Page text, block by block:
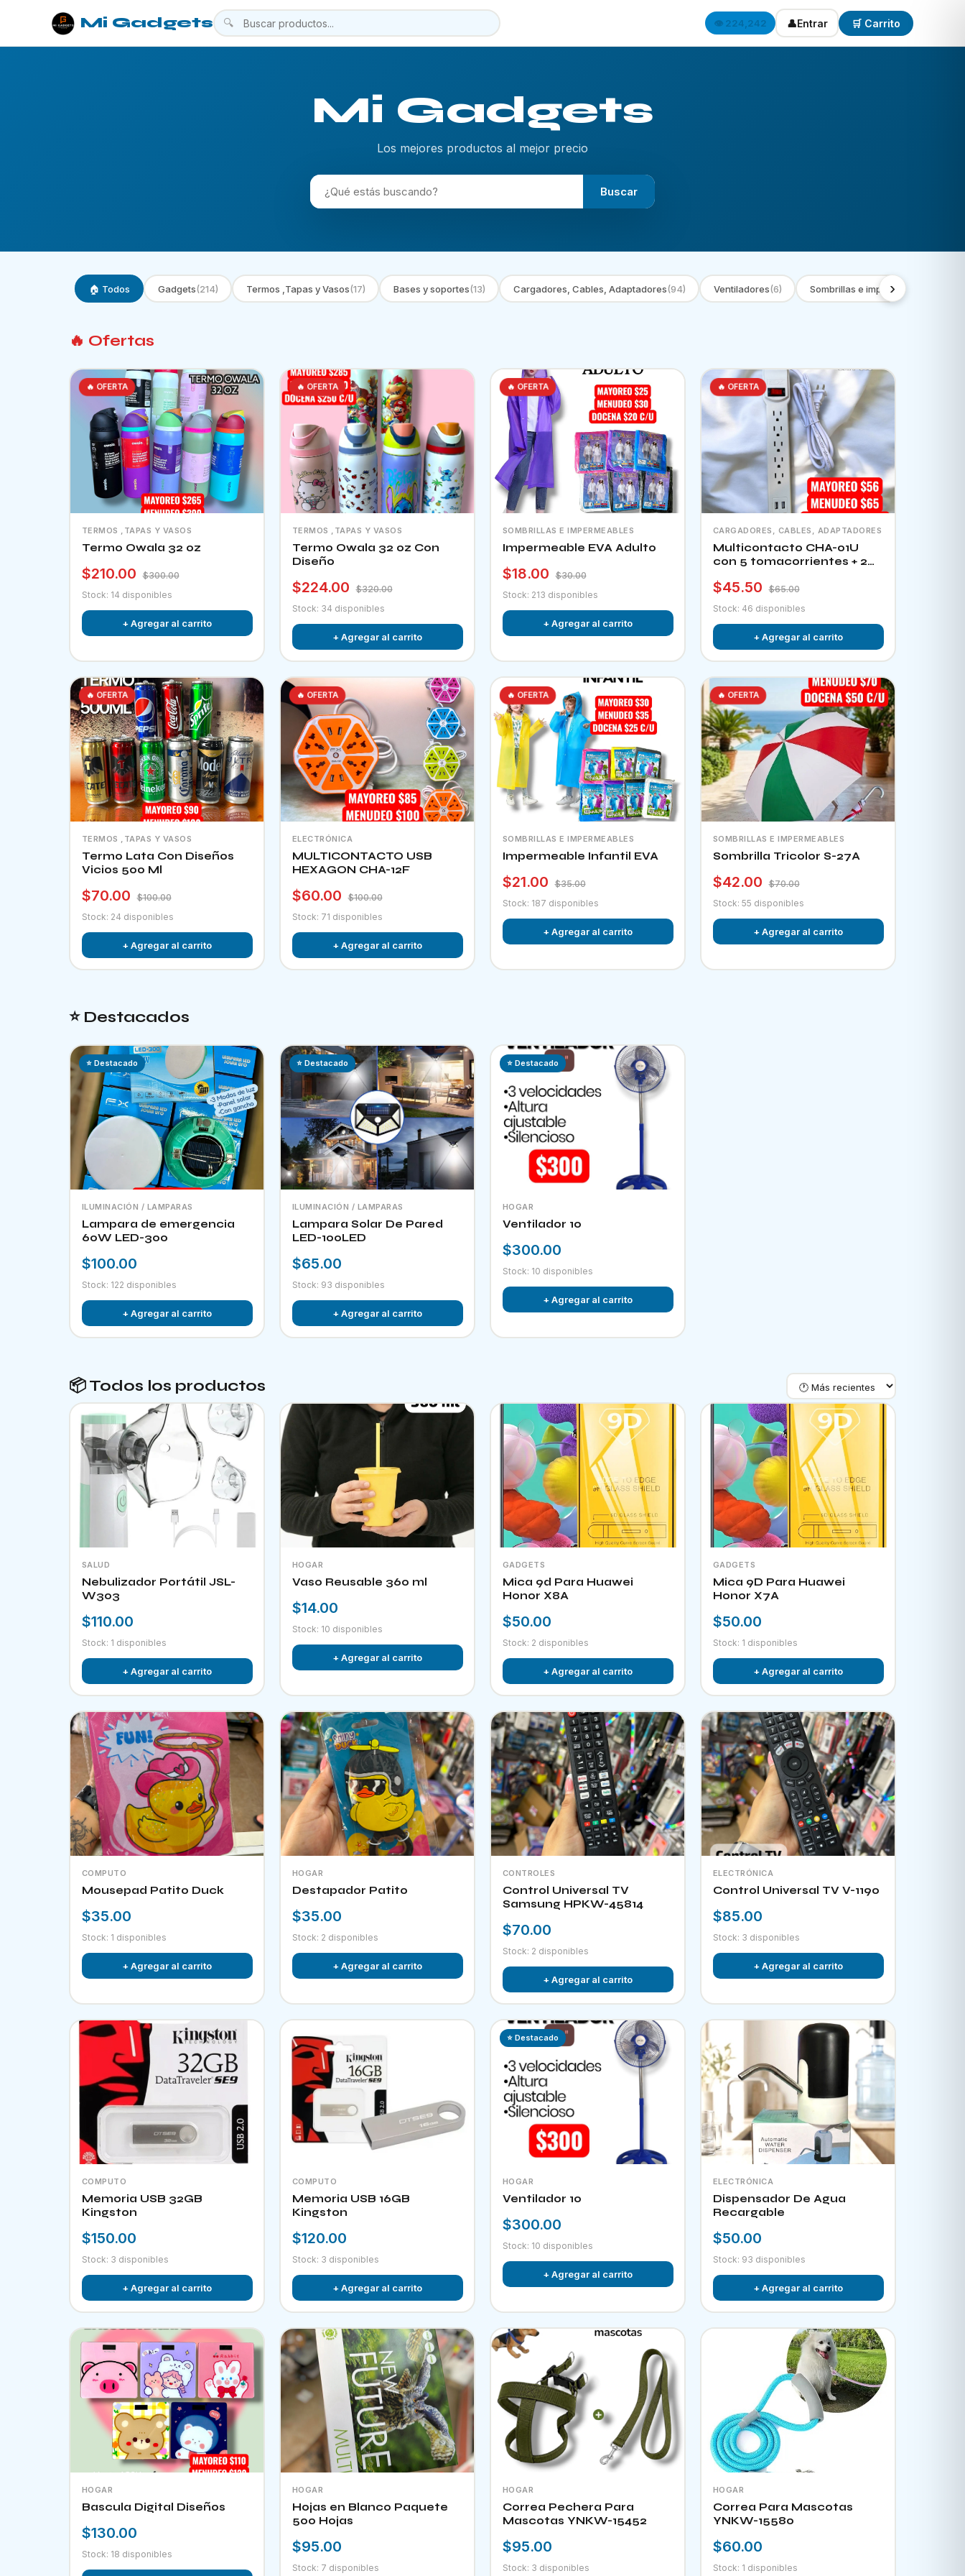
Mi Gadgets 🔍 👁️ 224,242 👤Entrar 🛒 Carrito
Mi Gadgets
Los mejores productos al mejor precio
Buscar
🏠 Todos Gadgets(214) Termos ,Tapas y Vasos(17) Bases y soportes(13) Cargadores, Cables, Adaptadores(94) Ventiladores(6) Sombrillas e impermeables
›
🔥 Ofertas
🔥 OFERTA
TERMOS ,TAPAS Y VASOS
Termo Owala 32 oz
$210.00
$300.00
Stock: 14 disponibles
+ Agregar al carrito
🔥 OFERTA
TERMOS ,TAPAS Y VASOS
Termo Owala 32 oz Con
Diseño
$224.00
$320.00
Stock: 34 disponibles
+ Agregar al carrito
🔥 OFERTA
SOMBRILLAS E IMPERMEABLES
Impermeable EVA Adulto
$18.00
$30.00
Stock: 213 disponibles
+ Agregar al carrito
🔥 OFERTA
CARGADORES, CABLES, ADAPTADORES
Multicontacto CHA-01U
con 5 tomacorrientes + 2
$45.50
$65.00
Stock: 46 disponibles
+ Agregar al carrito
🔥 OFERTA
TERMOS ,TAPAS Y VASOS
Termo Lata Con Diseños
Vicios 500 Ml
$70.00
$100.00
Stock: 24 disponibles
+ Agregar al carrito
🔥 OFERTA
ELECTRÓNICA
MULTICONTACTO USB
HEXAGON CHA-12F
$60.00
$100.00
Stock: 71 disponibles
+ Agregar al carrito
🔥 OFERTA
SOMBRILLAS E IMPERMEABLES
Impermeable Infantil EVA
$21.00
$35.00
Stock: 187 disponibles
+ Agregar al carrito
🔥 OFERTA
SOMBRILLAS E IMPERMEABLES
Sombrilla Tricolor S-27A
$42.00
$70.00
Stock: 55 disponibles
+ Agregar al carrito
⭐ Destacados
⭐ Destacado
ILUMINACIÓN / LAMPARAS
Lampara de emergencia
60W LED-300
$100.00
Stock: 122 disponibles
+ Agregar al carrito
⭐ Destacado
ILUMINACIÓN / LAMPARAS
Lampara Solar De Pared
LED-100LED
$65.00
Stock: 93 disponibles
+ Agregar al carrito
⭐ Destacado
HOGAR
Ventilador 10
$300.00
Stock: 10 disponibles
+ Agregar al carrito
📦 Todos los productos
SALUD
Nebulizador Portátil JSL-
W303
$110.00
Stock: 1 disponibles
+ Agregar al carrito
HOGAR
Vaso Reusable 360 ml
$14.00
Stock: 10 disponibles
+ Agregar al carrito
GADGETS
Mica 9d Para Huawei
Honor X8A
$50.00
Stock: 2 disponibles
+ Agregar al carrito
GADGETS
Mica 9D Para Huawei
Honor X7A
$50.00
Stock: 1 disponibles
+ Agregar al carrito
COMPUTO
Mousepad Patito Duck
$35.00
Stock: 1 disponibles
+ Agregar al carrito
HOGAR
Destapador Patito
$35.00
Stock: 2 disponibles
+ Agregar al carrito
CONTROLES
Control Universal TV
Samsung HPKW-45814
$70.00
Stock: 2 disponibles
+ Agregar al carrito
ELECTRÓNICA
Control Universal TV V-1190
$85.00
Stock: 3 disponibles
+ Agregar al carrito
COMPUTO
Memoria USB 32GB
Kingston
$150.00
Stock: 3 disponibles
+ Agregar al carrito
COMPUTO
Memoria USB 16GB
Kingston
$120.00
Stock: 3 disponibles
+ Agregar al carrito
⭐ Destacado
HOGAR
Ventilador 10
$300.00
Stock: 10 disponibles
+ Agregar al carrito
ELECTRÓNICA
Dispensador De Agua
Recargable
$50.00
Stock: 93 disponibles
+ Agregar al carrito
HOGAR
Bascula Digital Diseños
$130.00
Stock: 18 disponibles
HOGAR
Hojas en Blanco Paquete
500 Hojas
$95.00
Stock: 7 disponibles
HOGAR
Correa Pechera Para
Mascotas YNKW-15452
$95.00
Stock: 3 disponibles
HOGAR
Correa Para Mascotas
YNKW-15580
$60.00
Stock: 1 disponibles